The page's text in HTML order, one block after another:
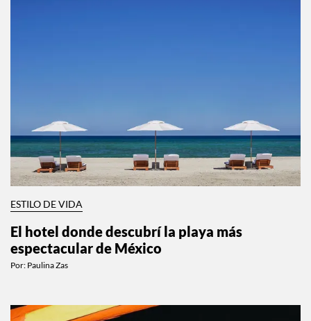
ESTILO DE VIDA
El hotel donde descubrí la playa más
espectacular de México
Por: Paulina Zas